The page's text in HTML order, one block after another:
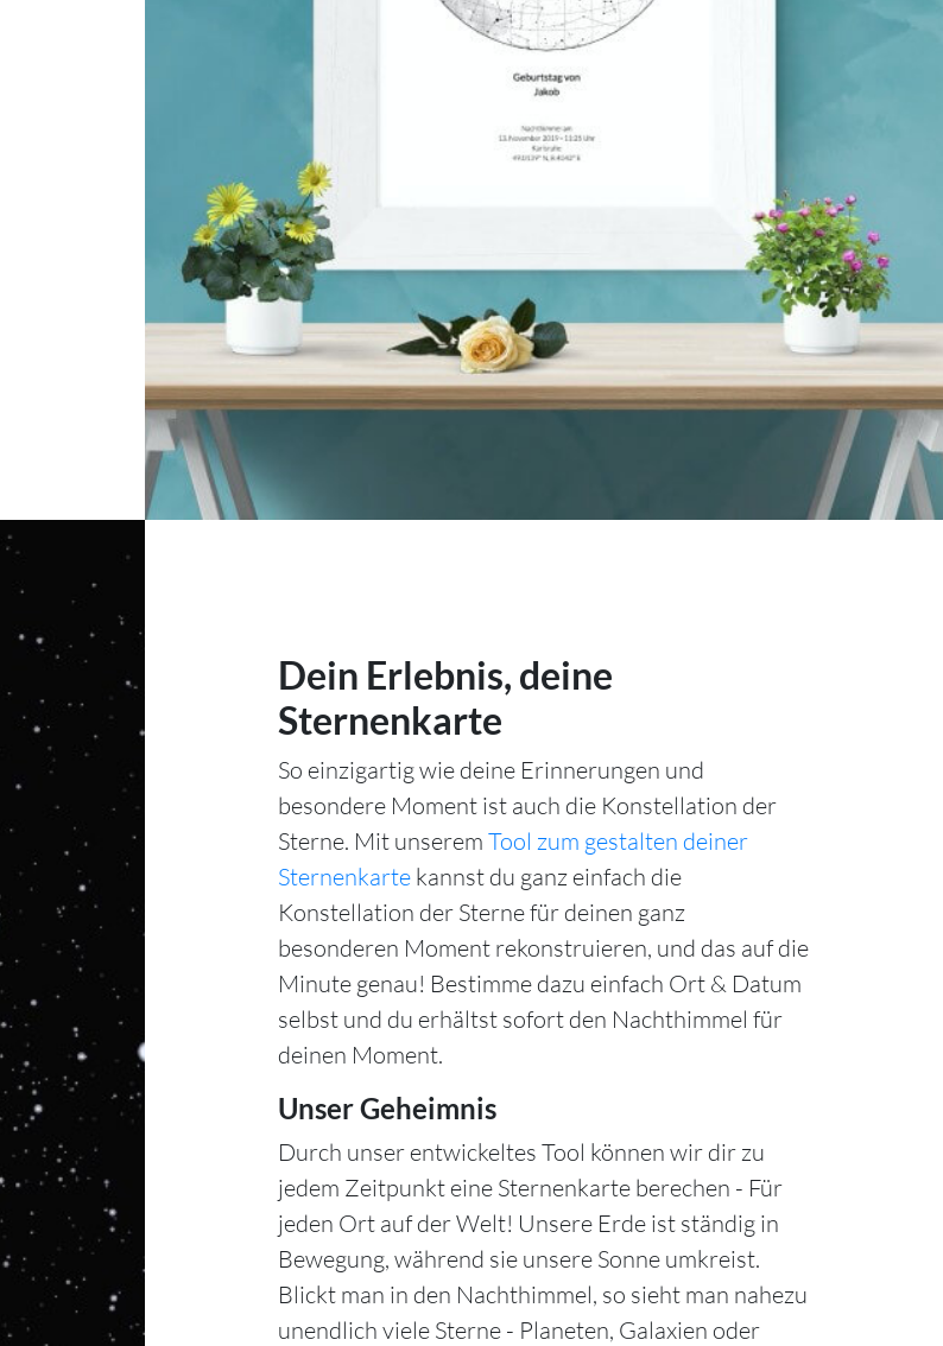
Dein Erlebnis, deine
Sternenkarte
So einzigartig wie deine Erinnerungen und
besondere Moment ist auch die Konstellation der
Sterne. Mit unserem Tool zum gestalten deiner
Sternenkarte kannst du ganz einfach die
Konstellation der Sterne für deinen ganz
besonderen Moment rekonstruieren, und das auf die
Minute genau! Bestimme dazu einfach Ort & Datum
selbst und du erhältst sofort den Nachthimmel für
deinen Moment.
Unser Geheimnis
Durch unser entwickeltes Tool können wir dir zu
jedem Zeitpunkt eine Sternenkarte berechen - Für
jeden Ort auf der Welt! Unsere Erde ist ständig in
Bewegung, während sie unsere Sonne umkreist.
Blickt man in den Nachthimmel, so sieht man nahezu
unendlich viele Sterne - Planeten, Galaxien oder